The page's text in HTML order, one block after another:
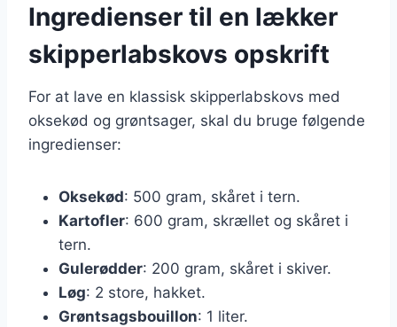
Ingredienser til en lækker
skipperlabskovs opskrift
For at lave en klassisk skipperlabskovs med
oksekød og grøntsager, skal du bruge følgende
ingredienser:
Oksekød: 500 gram, skåret i tern.
Kartofler: 600 gram, skrællet og skåret i
tern.
Gulerødder: 200 gram, skåret i skiver.
Løg: 2 store, hakket.
Grøntsagsbouillon: 1 liter.